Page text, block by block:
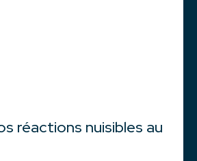
réactions nuisibles au